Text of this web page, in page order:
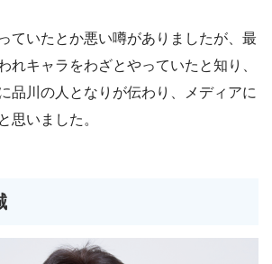
ていたとか悪い噂がありましたが、最
れキャラをわざとやっていたと知り、
品川の人となりが伝わり、メディアに
思いました。